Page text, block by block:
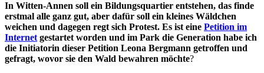
In Witten-Annen soll ein Bildungsquartier entstehen, das finde
erstmal alle ganz gut, aber dafür soll ein kleines Wäldchen
weichen und dagegen regt sich Protest. Es ist eine Petition im
Internet gestartet worden und im Park die Generation habe ich
die Initiatorin dieser Petition Leona Bergmann getroffen und
gefragt, wovor sie den Wald bewahren möchte?